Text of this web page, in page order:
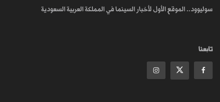
سوليوود.. الموقع الأول لأخبار السينما في المملكة العربية السعودية
تابعنا